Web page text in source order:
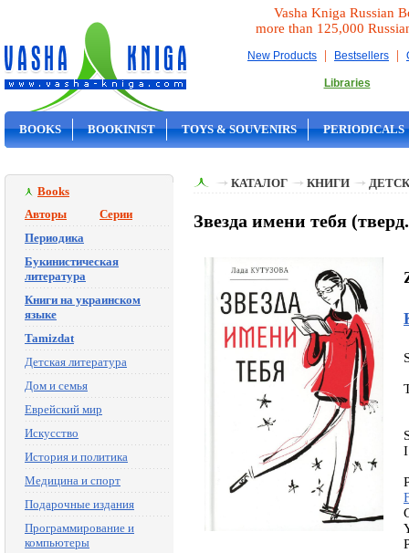
Vasha Kniga Russian
more than 125,000
New Products | Bestsellers |
Libraries
BOOKS BOOKINIST TOYS & SOUVENIRS PERIODICALS
Books
Авторы
Серии
Периодика
Букинистическая
литература
Книги на украинском
языке
Tamizdat
Детская литература
Дом и семья
Еврейский мир
Искусство
История и политика
Медицина и спорт
Подарочные издания
Программирование и
компьютеры
КАТАЛОГ КНИГИ
Звезда имени тебя